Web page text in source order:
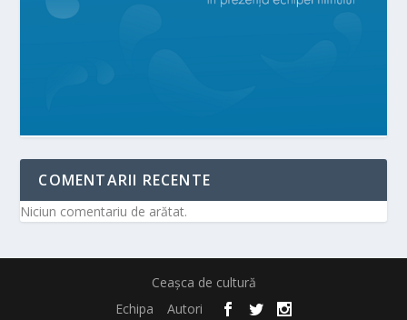
COMENTARII RECENTE
Niciun comentariu de arătat.
Ceașca de cultură
Echipa
Autori